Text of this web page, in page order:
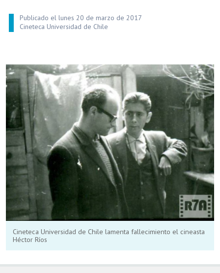
Publicado el lunes 20 de marzo de 2017
Cineteca Universidad de Chile
Cineteca Universidad de Chile lamenta fallecimiento el cineasta
Héctor Ríos